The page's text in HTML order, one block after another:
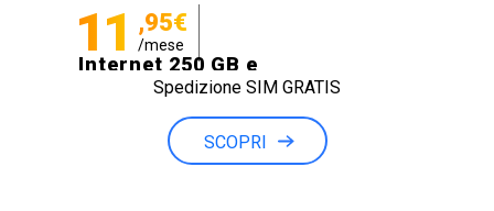
11 ,95€
/mese
Internet 250 GB e
Minuti illimitati
Spedizione SIM GRATIS
SCOPRI